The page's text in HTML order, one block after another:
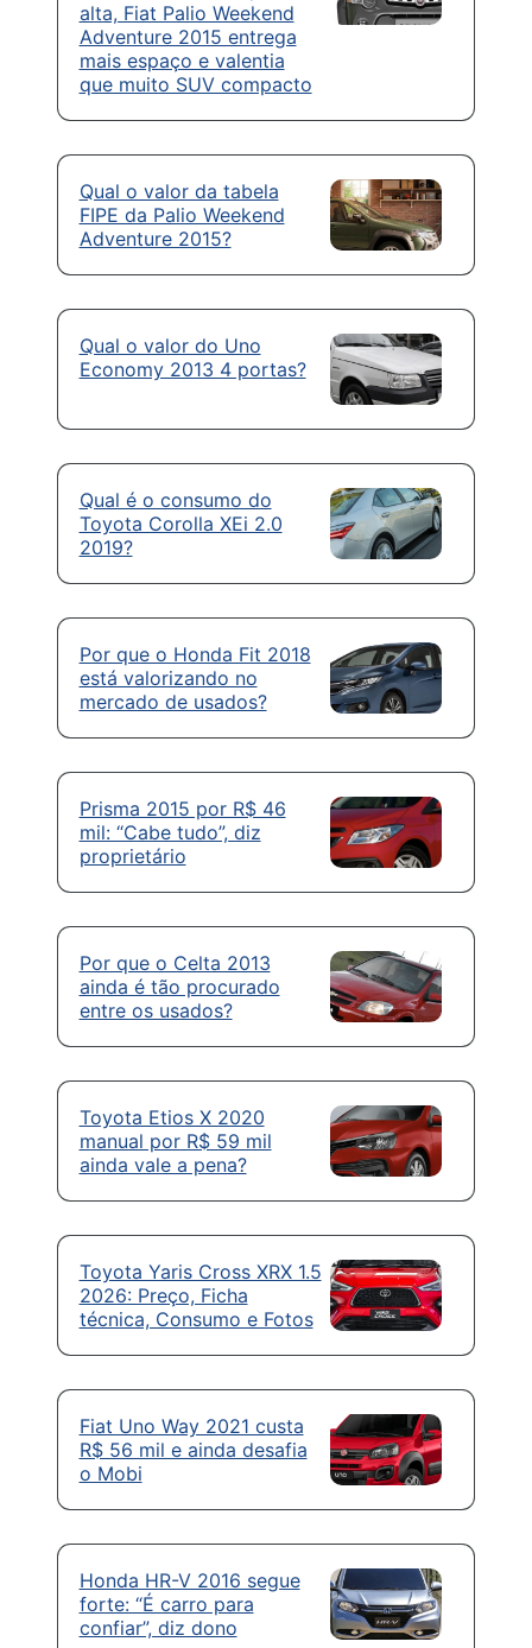
alta, Fiat Palio Weekend
Adventure 2015 entrega
mais espaço e valentia
que muito SUV compacto
Qual o valor da tabela
FIPE da Palio Weekend
Adventure 2015?
Qual o valor do Uno
Economy 2013 4 portas?
Qual é o consumo do
Toyota Corolla XEi 2.0
2019?
Por que o Honda Fit 2018
está valorizando no
mercado de usados?
Prisma 2015 por R$ 46
mil: “Cabe tudo”, diz
proprietário
Por que o Celta 2013
ainda é tão procurado
entre os usados?
Toyota Etios X 2020
manual por R$ 59 mil
ainda vale a pena?
Toyota Yaris Cross XRX 1.5
2026: Preço, Ficha
técnica, Consumo e Fotos
Fiat Uno Way 2021 custa
R$ 56 mil e ainda desafia
o Mobi
Honda HR-V 2016 segue
forte: “É carro para
confiar”, diz dono